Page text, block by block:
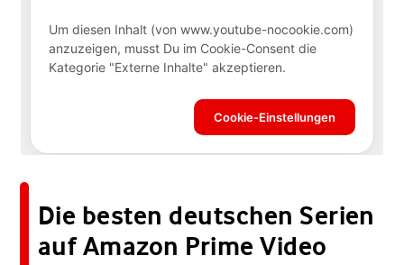
Die besten deutschen Serien
auf Amazon Prime Video